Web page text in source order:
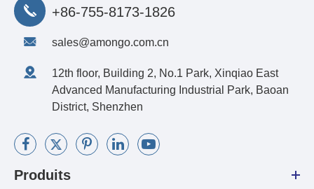
+86-755-8173-1826
sales@amongo.com.cn
12th floor, Building 2, No.1 Park, Xinqiao East
Advanced Manufacturing Industrial Park, Baoan
District, Shenzhen
Produits